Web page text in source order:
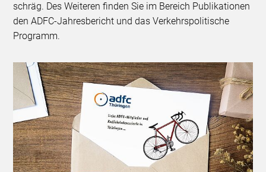
schräg. Des Weiteren finden Sie im Bereich Publikationen
den ADFC-Jahresbericht und das Verkehrspolitische
Programm.